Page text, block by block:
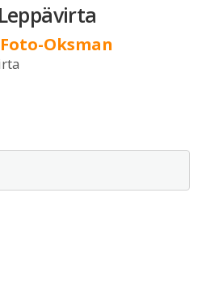
Oksman